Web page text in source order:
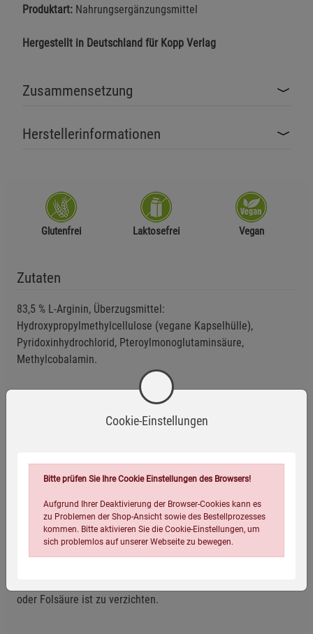
Produktart: Nahrungsergänzungsmittel
Hergestellt in Deutschland für Kopp Verlag
Zusammensetzung
Herstellerinformationen
Glutenfrei Laktosefrei Vegan
Zutaten
83,5 % L-Arginin, Überzugsmittel:
Hydroxypropylmethylcellulose (vegane Kapselhülle),
Pyridoxinhydrochlorid, Pteroylmonoglutaminsäure,
Methylcobalamin.
Anwendungsempfehlung
3 × täglich jeweils 1 Kapsel vor den Mahlzeiten verzehren.
Aufbewahrung:Außerhalb der Reichweite von kleinen Kindern
aufbewahren! Kühl und trocken lagern.
Hinweis:Nahrungsergänzungsmittelsind kein Ersatz für eine
ausgewogene und abwechslungsreiche Ernährung und eine
gesunde Lebensweise. Die angegebene empfohlene tägliche
oder Folsäure ist zu verzichten.
Cookie-Einstellungen
Bitte prüfen Sie Ihre Cookie Einstellungen des Browsers!
Aufgrund Ihrer Deaktivierung der Browser-Cookies kann es
zu Problemen der Shop-Ansicht sowie des Bestellprozesses
kommen. Bitte aktivieren Sie die Cookie-Einstellungen, um
sich problemlos auf unserer Webseite zu bewegen.